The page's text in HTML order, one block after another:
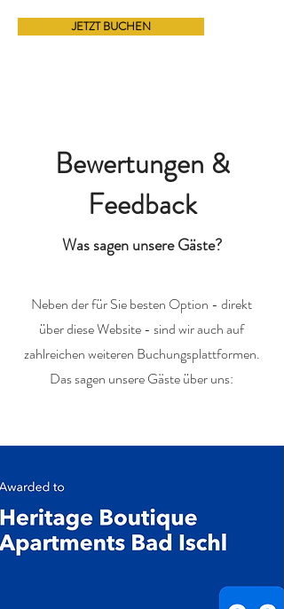
JETZT BUCHEN
Bewertungen &
Feedback
Was sagen unsere Gäste?
Neben der für Sie besten Option - direkt
über diese Website - sind wir auch auf
zahlreichen weiteren Buchungsplattformen.
Das sagen unsere Gäste über uns: